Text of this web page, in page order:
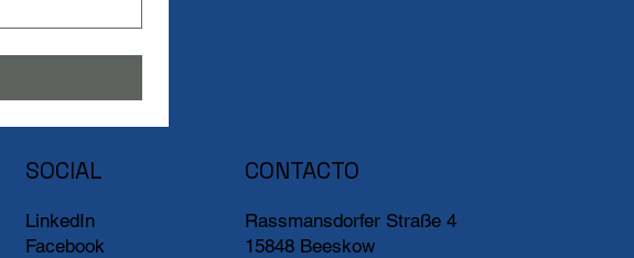
SOCIAL
LinkedIn
Facebook
CONTACTO
Rassmansdorfer Straße 4
15848 Beeskow